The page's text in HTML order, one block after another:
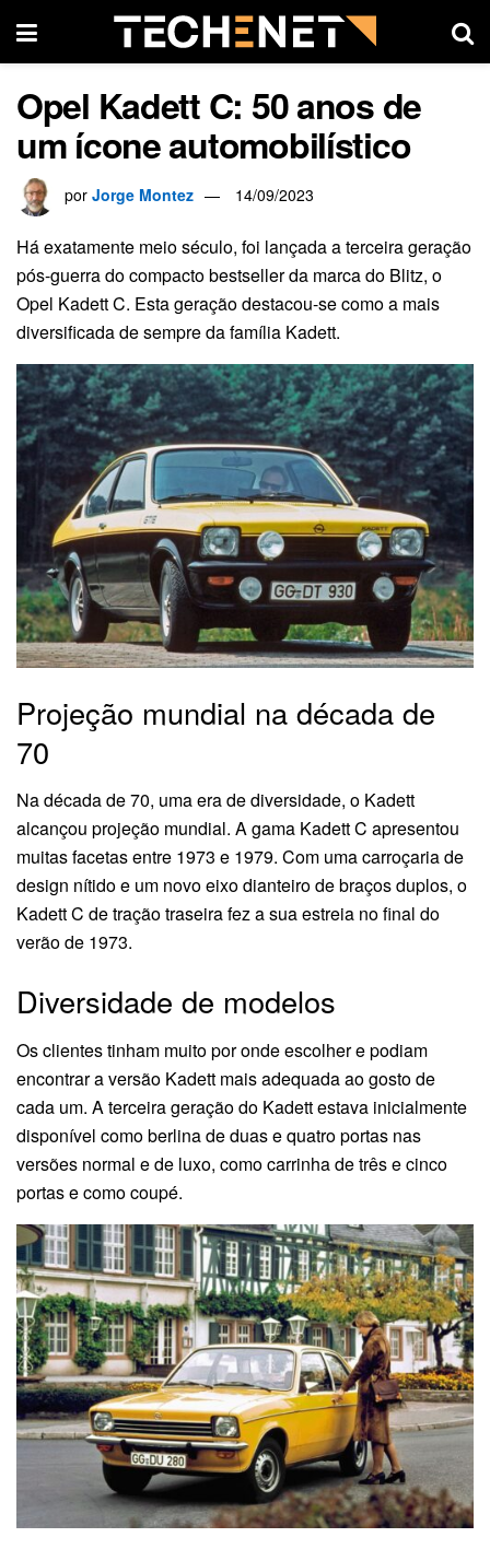
Opel Kadett C: 50 anos de
um ícone automobilístico
por Jorge Montez 14/09/2023
Há exatamente meio século, foi lançada a terceira geração
pós-guerra do compacto bestseller da marca do Blitz, o
Opel Kadett C. Esta geração destacou-se como a mais
diversificada de sempre da família Kadett.
Projeção mundial na década de
70
Na década de 70, uma era de diversidade, o Kadett
alcançou projeção mundial. A gama Kadett C apresentou
muitas facetas entre 1973 e 1979. Com uma carroçaria de
design nítido e um novo eixo dianteiro de braços duplos, o
Kadett C de tração traseira fez a sua estreia no final do
verão de 1973.
Diversidade de modelos
Os clientes tinham muito por onde escolher e podiam
encontrar a versão Kadett mais adequada ao gosto de
cada um. A terceira geração do Kadett estava inicialmente
disponível como berlina de duas e quatro portas nas
versões normal e de luxo, como carrinha de três e cinco
portas e como coupé.